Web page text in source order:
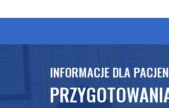
GALERIA
LABORATORIUM
INFORMACJE DLA